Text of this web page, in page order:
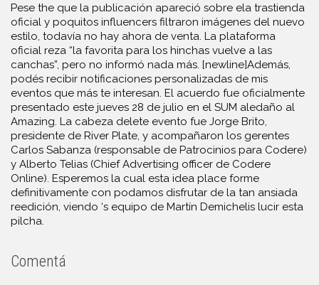
Pese the que la publicación apareció sobre ela trastienda
oficial y poquitos influencers filtraron imágenes del nuevo
estilo, todavía no hay ahora de venta. La plataforma
oficial reza “la favorita para los hinchas vuelve a las
canchas”, pero no informó nada más. [newline]Además,
podés recibir notificaciones personalizadas de mis
eventos que más te interesan. El acuerdo fue oficialmente
presentado este jueves 28 de julio en el SUM aledaño al
Amazing. La cabeza delete evento fue Jorge Brito,
presidente de River Plate, y acompañaron los gerentes
Carlos Sabanza (responsable de Patrocinios para Codere)
y Alberto Telias (Chief Advertising officer de Codere
Online). Esperemos la cual esta idea place forme
definitivamente con podamos disfrutar de la tan ansiada
reedición, viendo ‘s equipo de Martín Demichelis lucir esta
pilcha.
Comentá